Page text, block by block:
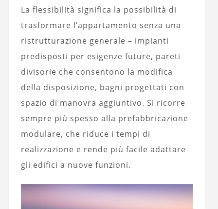
La flessibilità significa la possibilità di
trasformare l’appartamento senza una
ristrutturazione generale – impianti
predisposti per esigenze future, pareti
divisorie che consentono la modifica
della disposizione, bagni progettati con
spazio di manovra aggiuntivo. Si ricorre
sempre più spesso alla prefabbricazione
modulare, che riduce i tempi di
realizzazione e rende più facile adattare
gli edifici a nuove funzioni.